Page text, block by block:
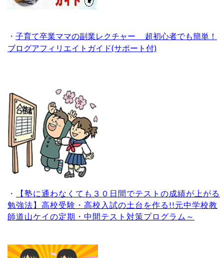
・ 子育て卒業ママの副業レクチャー 超初心者でも簡単！
ブログアフィリエイトガイド(サポート付)
・
【塾に通わなくても３０日間でテストの成績が上がる
勉強法】高校受験・高校入試の土台を作る!!元中学校教
師道山ケイの定期・中間テスト対策プログラム～